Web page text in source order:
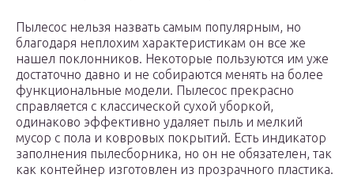
Пылесос нельзя назвать самым популярным, но
благодаря неплохим характеристикам он все же
нашел поклонников. Некоторые пользуются им уже
достаточно давно и не собираются менять на более
функциональные модели. Пылесос прекрасно
справляется с классической сухой уборкой,
одинаково эффективно удаляет пыль и мелкий
мусор с пола и ковровых покрытий. Есть индикатор
заполнения пылесборника, но он не обязателен, так
как контейнер изготовлен из прозрачного пластика.